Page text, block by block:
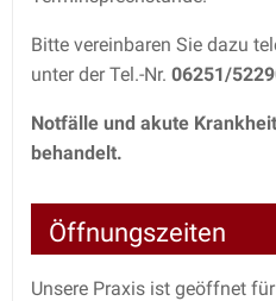
Bitte vereinbaren Sie dazu
unter der Tel.-Nr. 06251/
Notfälle und akute
behandelt.
Öffnungszeiten
Unsere Praxis ist geöffnet für